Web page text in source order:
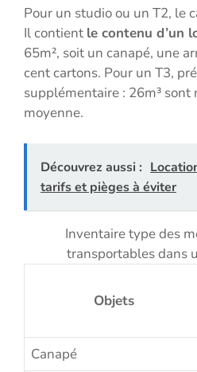
Pour un studio ou un T2, le
Il contient le contenu d’un
65m², soit un canapé, une
cent cartons. Pour un T3,
supplémentaire : 26m³ sont
moyenne.
Découvrez aussi :
tarifs et pièges à éviter
Inventaire type des
transportables dans
Objets
Canapé